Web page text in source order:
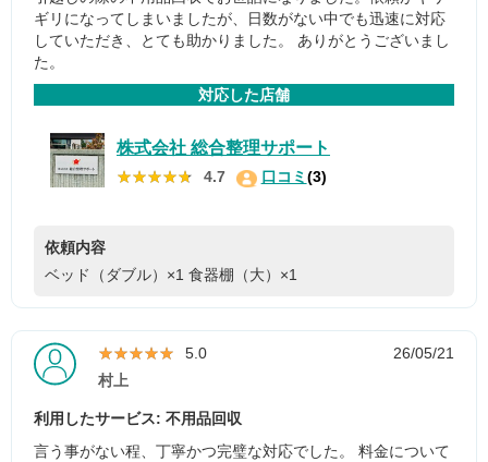
ギリになってしまいましたが、日数がない中でも迅速に対応
していただき、とても助かりました。 ありがとうございまし
た。
対応した店舗
株式会社 総合整理サポート
★★★★★
★★★★★ 4.7 口コミ(3)
依頼内容
ベッド（ダブル）×1 食器棚（大）×1
★★★★★
★★★★★ 5.0
26/05/21
村上
利用したサービス: 不用品回収
言う事がない程、丁寧かつ完璧な対応でした。 料金について